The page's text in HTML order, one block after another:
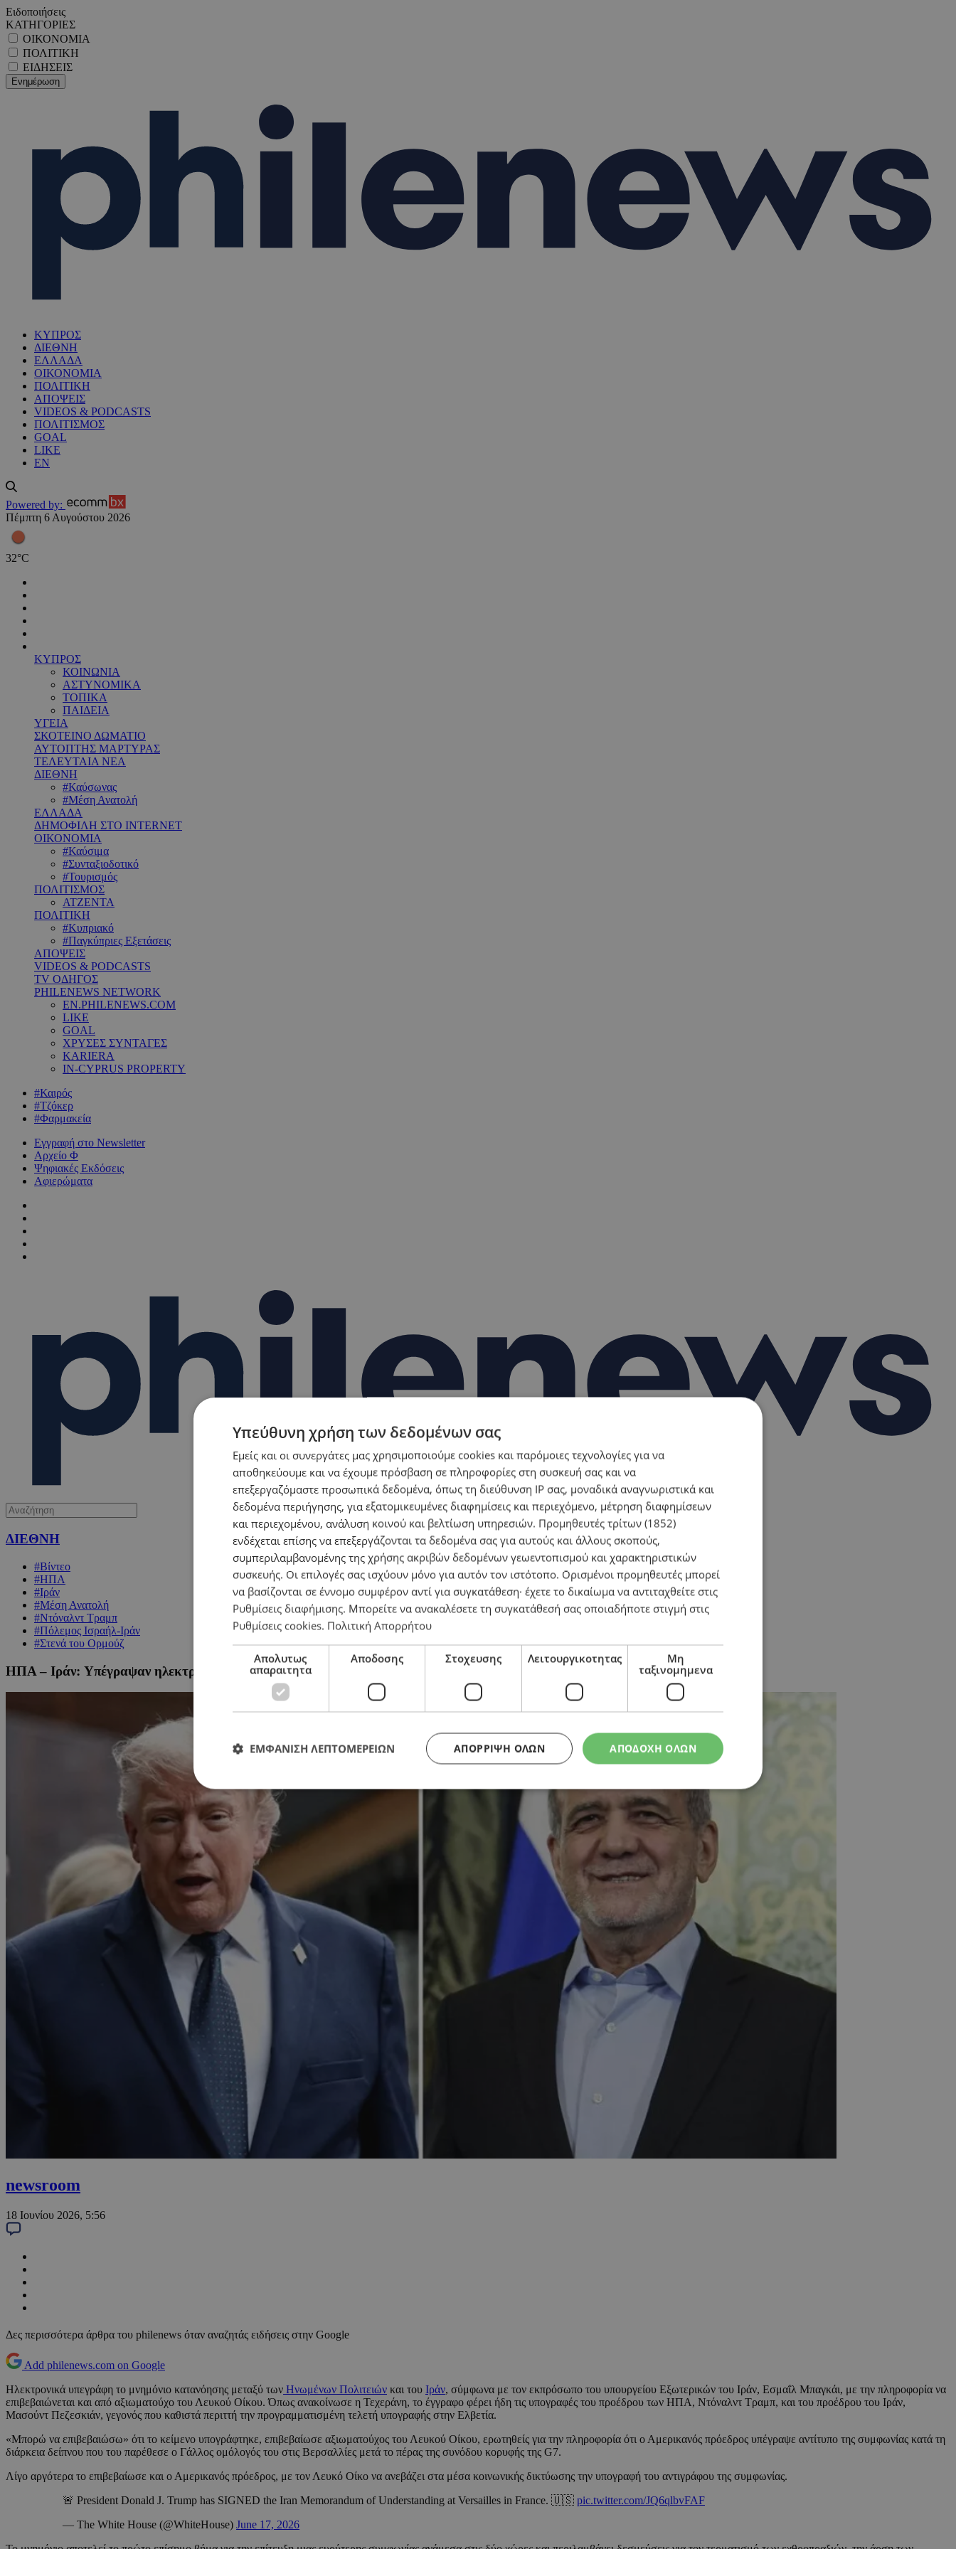
Ειδοποιήσεις
ΚΑΤΗΓΟΡΙΕΣ
ΟΙΚΟΝΟΜΙΑ
ΠΟΛΙΤΙΚΗ
ΕΙΔΗΣΕΙΣ
ΚΥΠΡΟΣ
ΔΙΕΘΝΗ
ΕΛΛΑΔΑ
ΟΙΚΟΝΟΜΙΑ
ΠΟΛΙΤΙΚΗ
ΑΠΟΨΕΙΣ
VIDEOS & PODCASTS
ΠΟΛΙΤΙΣΜΟΣ
GOAL
LIKE
EN
Powered by:
Πέμπτη 6 Αυγούστου 2026
32°C
ΚΥΠΡΟΣ
ΚΟΙΝΩΝΙΑ
ΑΣΤΥΝΟΜΙΚΑ
ΤΟΠΙΚΑ
ΠΑΙΔΕΙΑ
ΥΓΕΙΑ
ΣΚΟΤΕΙΝΟ ΔΩΜΑΤΙΟ
ΑΥΤΟΠΤΗΣ ΜΑΡΤΥΡΑΣ
ΤΕΛΕΥΤΑΙΑ ΝΕΑ
ΔΙΕΘΝΗ
#Καύσωνας
#Μέση Ανατολή
ΕΛΛΑΔΑ
ΔΗΜΟΦΙΛΗ ΣΤΟ INTERNET
ΟΙΚΟΝΟΜΙΑ
#Καύσιμα
#Συνταξιοδοτικό
#Τουρισμός
ΠΟΛΙΤΙΣΜΟΣ
ΑΤΖΕΝΤΑ
ΠΟΛΙΤΙΚΗ
#Κυπριακό
#Παγκύπριες Εξετάσεις
ΑΠΟΨΕΙΣ
VIDEOS & PODCASTS
TV ΟΔΗΓΟΣ
PHILENEWS NETWORK
EN.PHILENEWS.COM
LIKE
GOAL
ΧΡΥΣΕΣ ΣΥΝΤΑΓΕΣ
KARIERA
IN-CYPRUS PROPERTY
#Καιρός
#Τζόκερ
#Φαρμακεία
Εγγραφή στο Newsletter
Αρχείο Φ
Ψηφιακές Εκδόσεις
Αφιερώματα
ΔΙΕΘΝΗ
#Βίντεο
#ΗΠΑ
#Ιράν
#Μέση Ανατολή
#Ντόναλντ Τραμπ
#Πόλεμος Ισραήλ-Ιράν
#Στενά του Ορμούζ
ΗΠΑ – Ιράν: Yπέγραψαν ηλεκτρονικά μνημόνιο κατανόησης – Τα 14 σημεία της συμφωνίας
newsroom
18 Ιουνίου 2026, 5:56
Δες περισσότερα άρθρα του philenews όταν αναζητάς ειδήσεις στην Google
Add philenews.com on Google
Ηλεκτρονικά υπεγράφη το μνημόνιο κατανόησης μεταξύ των Ηνωμένων Πολιτειών και του Ιράν, σύμφωνα με τον εκπρόσωπο του υπουργείου Εξωτερικών του Ιράν, Εσμαΐλ Μπαγκάι, με την πληροφορία να
επιβεβαιώνεται και από αξιωματούχο του Λευκού Οίκου. Όπως ανακοίνωσε η Τεχεράνη, το έγγραφο φέρει ήδη τις υπογραφές του προέδρου των ΗΠΑ, Ντόναλντ Τραμπ, και του προέδρου του Ιράν,
Μασούντ Πεζεσκιάν, γεγονός που καθιστά περιττή την προγραμματισμένη τελετή υπογραφής στην Ελβετία.
«Μπορώ να επιβεβαιώσω» ότι το κείμενο υπογράφτηκε, επιβεβαίωσε αξιωματούχος του Λευκού Οίκου, ερωτηθείς για την πληροφορία ότι ο Αμερικανός πρόεδρος υπέγραψε αντίτυπο της συμφωνίας κατά τη
διάρκεια δείπνου που του παρέθεσε ο Γάλλος ομόλογός του στις Βερσαλλίες μετά το πέρας της συνόδου κορυφής της G7.
Λίγο αργότερα το επιβεβαίωσε και ο Αμερικανός πρόεδρος, με τον Λευκό Οίκο να ανεβάζει στα μέσα κοινωνικής δικτύωσης την υπογραφή του αντιγράφου της συμφωνίας.
🚨 President Donald J. Trump has SIGNED the Iran Memorandum of Understanding at Versailles in France. 🇺🇸 pic.twitter.com/JQ6qlbvFAF
— The White House (@WhiteHouse) June 17, 2026
Υπεύθυνη χρήση των δεδομένων σας
Εμείς και οι συνεργάτες μας χρησιμοποιούμε cookies και παρόμοιες τεχνολογίες για να
αποθηκεύουμε και να έχουμε πρόσβαση σε πληροφορίες στη συσκευή σας και να
επεξεργαζόμαστε προσωπικά δεδομένα, όπως τη διεύθυνση IP σας, μοναδικά αναγνωριστικά και
δεδομένα περιήγησης, για εξατομικευμένες διαφημίσεις και περιεχόμενο, μέτρηση διαφημίσεων
και περιεχομένου, ανάλυση κοινού και βελτίωση υπηρεσιών. Προμηθευτές τρίτων (1852)
ενδέχεται επίσης να επεξεργάζονται τα δεδομένα σας για αυτούς και άλλους σκοπούς,
συμπεριλαμβανομένης της χρήσης ακριβών δεδομένων γεωεντοπισμού και χαρακτηριστικών
συσκευής. Οι επιλογές σας ισχύουν μόνο για αυτόν τον ιστότοπο. Ορισμένοι προμηθευτές μπορεί
να βασίζονται σε έννομο συμφέρον αντί για συγκατάθεση· έχετε το δικαίωμα να αντιταχθείτε στις
Ρυθμίσεις διαφήμισης. Μπορείτε να ανακαλέσετε τη συγκατάθεσή σας οποιαδήποτε στιγμή στις
Ρυθμίσεις cookies. Πολιτική Απορρήτου
Απολυτως
απαραιτητα
Αποδοσης Στοχευσης Λειτουργικοτητας
Μη
ταξινομημενα
ΑΠΟΔΟΧΗ ΟΛΩΝ
ΑΠΌΡΡΙΨΗ ΌΛΩΝ
ΕΜΦΑΝΙΣΗ ΛΕΠΤΟΜΕΡΕΙΩΝ